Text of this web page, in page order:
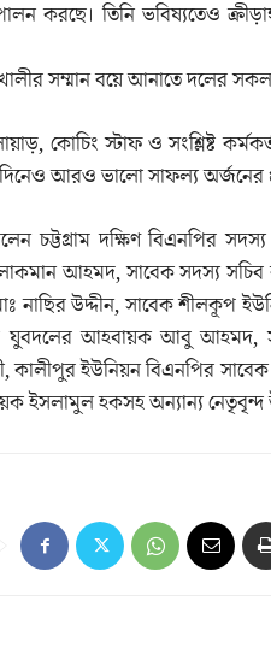
করছে। তিনি ভবিষ্যতেও
সম্মান বয়ে আনাতে দলের
কোচিং স্টাফ ও সংশ্লিষ্ট
আরও ভালো সাফল্য অর্জনের
চট্টগ্রাম দক্ষিণ বিএনপির
আহমদ, সাবেক সদস্য
উদ্দীন, সাবেক শীলকূপ
আহবায়ক আবু আহমদ,
ইউনিয়ন বিএনপির
ইসলামুল হকসহ অন্যান্য নেতৃবৃন্দ